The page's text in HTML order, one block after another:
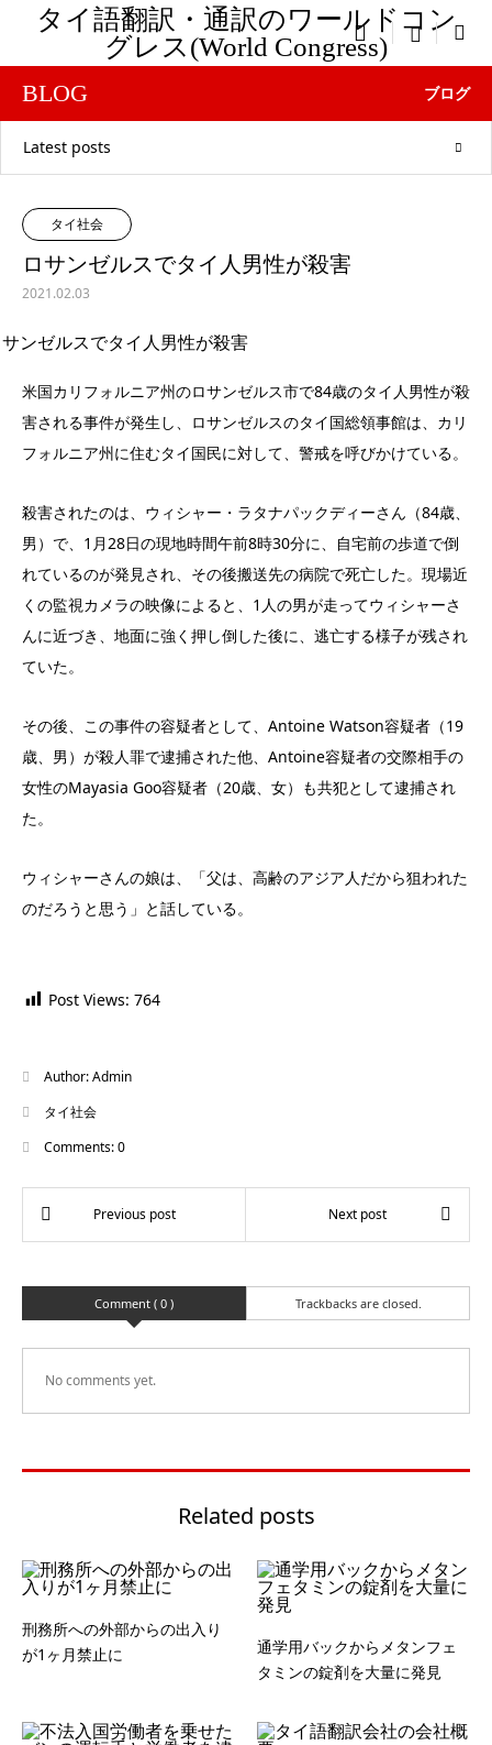
タイ語翻訳・通訳のワールドコン
グレス(World Congress)
 menu
BLOG ブログ
Latest posts
タイ社会
ロサンゼルスでタイ人男性が殺害
2021.02.03
米国カリフォルニア州のロサンゼルス市で84歳のタイ人男性が殺
害される事件が発生し、ロサンゼルスのタイ国総領事館は、カリ
フォルニア州に住むタイ国民に対して、警戒を呼びかけている。
殺害されたのは、ウィシャー・ラタナパックディーさん（84歳、
男）で、1月28日の現地時間午前8時30分に、自宅前の歩道で倒
れているのが発見され、その後搬送先の病院で死亡した。現場近
くの監視カメラの映像によると、1人の男が走ってウィシャーさ
んに近づき、地面に強く押し倒した後に、逃亡する様子が残され
ていた。
その後、この事件の容疑者として、Antoine Watson容疑者（19
歳、男）が殺人罪で逮捕された他、Antoine容疑者の交際相手の
女性のMayasia Goo容疑者（20歳、女）も共犯として逮捕され
た。
ウィシャーさんの娘は、「父は、高齢のアジア人だから狙われた
のだろうと思う」と話している。
Post Views: 764
Author:Admin
タイ社会
Comments:0
Comment ( 0 ) Trackbacks are closed.
No comments yet.
Related posts
刑務所への外部からの出入り
が1ヶ月禁止に
通学用バックからメタンフェ
タミンの錠剤を大量に発見